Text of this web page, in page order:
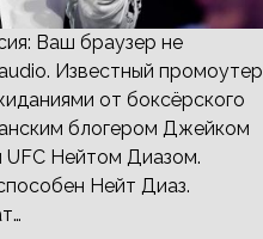
Ваш браузер не
Известный промоутер
от боксёрского
блогером Джейком
Нейтом Диазом.
Нейт Диаз.